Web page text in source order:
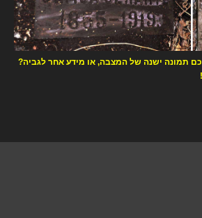
תמונה ישנה של המצבה, או מידע אחר לגביה?